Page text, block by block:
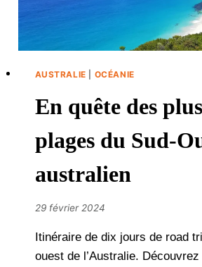
AUSTRALIE OCÉANIE
En quête des
plages du Sud-
australien
29 février 2024
Itinéraire de dix jours de road
ouest de l’Australie.